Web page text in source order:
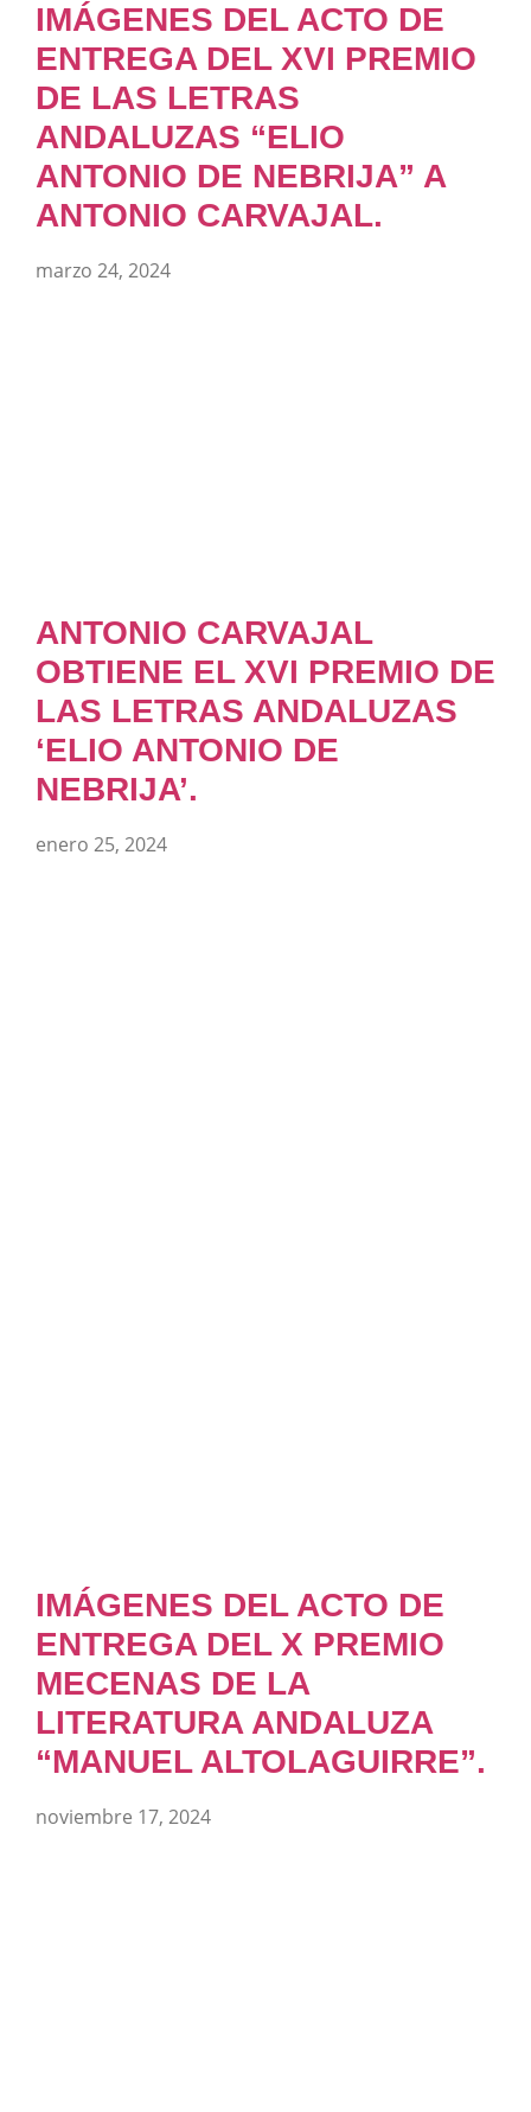
IMÁGENES DEL ACTO DE
ENTREGA DEL XVI PREMIO
DE LAS LETRAS
ANDALUZAS “ELIO
ANTONIO DE NEBRIJA” A
ANTONIO CARVAJAL.
marzo 24, 2024
ANTONIO CARVAJAL
OBTIENE EL XVI PREMIO DE
LAS LETRAS ANDALUZAS
‘ELIO ANTONIO DE
NEBRIJA’.
enero 25, 2024
IMÁGENES DEL ACTO DE
ENTREGA DEL X PREMIO
MECENAS DE LA
LITERATURA ANDALUZA
“MANUEL ALTOLAGUIRRE”.
noviembre 17, 2024